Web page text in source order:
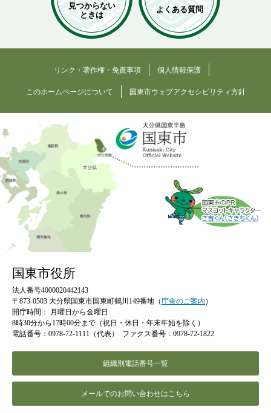
見つからない
ときは
よくある質問
リンク・著作権・免責事項 個人情報保護
このホームページについて 国東市ウェブアクセシビリティ方針
国東市役所
法人番号4000020442143
〒873-0503 大分県国東市国東町鶴川149番地（庁舎のご案内 ）
開庁時間：
月曜日から金曜日
8時30分から17時00分まで（祝日・休日・年末年始を除く）
電話番号：0978-72-1111（代表）
ファクス番号：0978-72-1822
組織別電話番号一覧
メールでのお問い合わせはこちら